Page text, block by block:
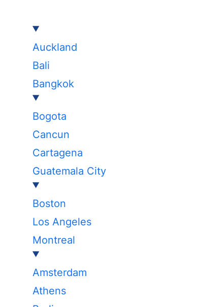
Auckland
Bali
Bangkok
Bogota
Cancun
Cartagena
Guatemala City
Boston
Los Angeles
Montreal
Amsterdam
Athens